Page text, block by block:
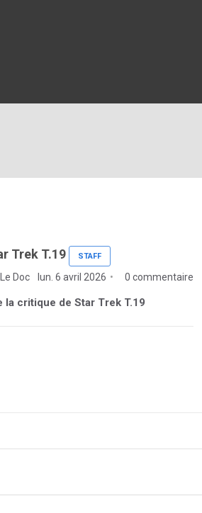
Trek T.19 STAFF
Doc lun. 6 avril 2026 0 commentaire
la critique de Star Trek T.19